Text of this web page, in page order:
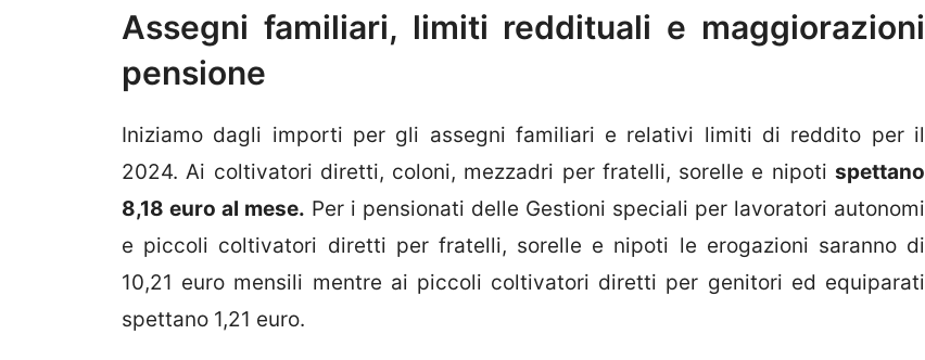
Assegni familiari, limiti reddituali e maggiorazioni
pensione
Iniziamo dagli importi per gli assegni familiari e relativi limiti di reddito per il
2024. Ai coltivatori diretti, coloni, mezzadri per fratelli, sorelle e nipoti spettano
8,18 euro al mese. Per i pensionati delle Gestioni speciali per lavoratori autonomi
e piccoli coltivatori diretti per fratelli, sorelle e nipoti le erogazioni saranno di
10,21 euro mensili mentre ai piccoli coltivatori diretti per genitori ed equiparati
spettano 1,21 euro.